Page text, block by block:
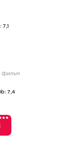
7,1
фильм
7,4